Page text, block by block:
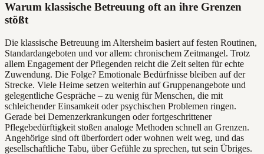
Warum klassische Betreuung oft an ihre Grenzen
stößt
Die klassische Betreuung im Altersheim basiert auf festen Routinen,
Standardangeboten und vor allem: chronischem Zeitmangel. Trotz
allem Engagement der Pflegenden reicht die Zeit selten für echte
Zuwendung. Die Folge? Emotionale Bedürfnisse bleiben auf der
Strecke. Viele Heime setzen weiterhin auf Gruppenangebote und
gelegentliche Gespräche – zu wenig für Menschen, die mit
schleichender Einsamkeit oder psychischen Problemen ringen.
Gerade bei Demenzerkrankungen oder fortgeschrittener
Pflegebedürftigkeit stoßen analoge Methoden schnell an Grenzen.
Angehörige sind oft überfordert oder wohnen weit weg, und das
gesellschaftliche Tabu, über Gefühle zu sprechen, tut sein Übriges.